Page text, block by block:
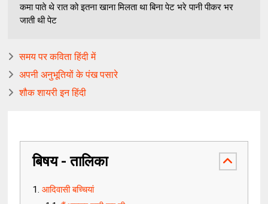
कमा पाते थे रात को इतना खाना मिलता था बिना पेट भरे पानी पीकर भर
जाती थी पेट
समय पर कविता हिंदी में
अपनी अनुभूतियों के पंख पसारे
शौक शायरी इन हिंदी
बिषय - तालिका
आदिवासी बच्चियां